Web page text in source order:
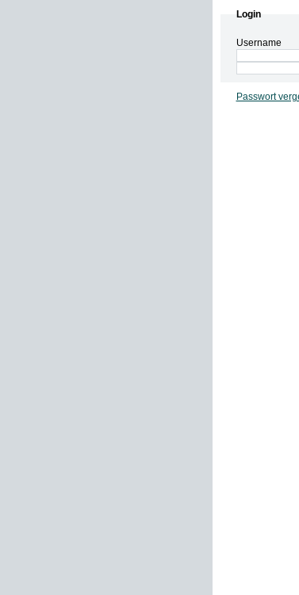
Login
Username
Passwort